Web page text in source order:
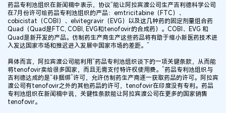
药品专利池组织在新闻稿中表示，协议“能让阿拉宾渡公司生产吉利德科学公司
在7月份许可给药品专利池组织的产品：emtricitabine（FTC）、
cobicistat（COBI）、elvitegravir（EVG）以及这几种药的固定剂量组合药
Quad（Quad是FTC, COBI, EVG和tenofovir的合成药）。COBI、EVG 和
Quad是新开发的产品。仿制药生产商生产这些药品将有助于缩小新医药技术进
入发达国家市场和推迟进入发展中国家市场的差距。”
具体而言，阿拉宾渡公司能利用“药品专利池组织谈下的一项关键条款，从而能
将tenofovir卖给很多国家，而且无需支付特许权使用费。”药品专利池组织与
吉利德达成的是“非捆绑”许可，允许仿制药生产商逐一获取药品的许可。阿拉宾
渡公司有tenofovir之外的其他药品的许可，tenofovir在印度没有专利。药品
专利池组织在新闻稿中说，关键性条款能让阿拉宾渡公司在更多的国家销售
tenofovir。